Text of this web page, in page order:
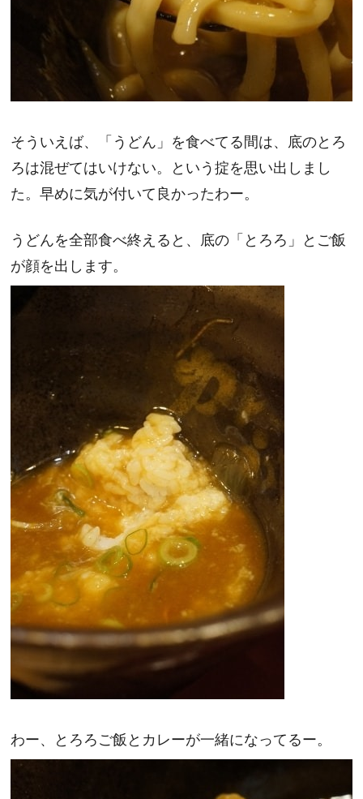
そういえば、「うどん」を食べてる間は、底のとろ
ろは混ぜてはいけない。という掟を思い出しまし
た。早めに気が付いて良かったわー。
うどんを全部食べ終えると、底の「とろろ」とご飯
が顔を出します。
わー、とろろご飯とカレーが一緒になってるー。